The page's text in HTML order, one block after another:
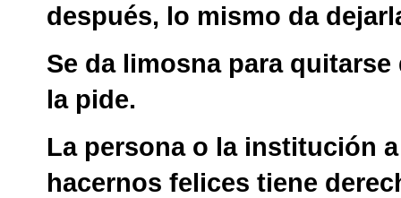
después, lo mismo da
Se da limosna para
la pide.
La persona o la institución
hacernos felices tiene